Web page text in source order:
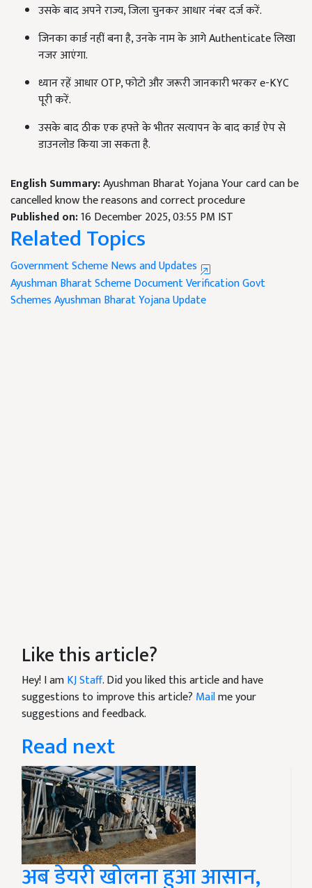
उसके बाद अपने राज्य, जिला चुनकर आधार नंबर दर्ज करें.
जिनका कार्ड नहीं बना है, उनके नाम के आगे Authenticate लिखा
नजर आएंगा.
ध्यान रहें आधार OTP, फोटो और जरूरी जानकारी भरकर e-KYC
पूरी करें.
उसके बाद ठीक एक हफ्ते के भीतर सत्यापन के बाद कार्ड ऐप से
डाउनलोड किया जा सकता है.
English Summary:Ayushman Bharat Yojana Your card can be
cancelled know the reasons and correct procedure
Published on:16 December 2025, 03:55 PM IST
Related Topics
Government Scheme News and Updates
Ayushman Bharat SchemeDocument VerificationGovt
SchemesAyushman Bharat Yojana Update
Like this article?
Hey! I amKJ Staff. Did you liked this article and have
suggestions to improve this article? Mailme your
suggestions and feedback.
Read next
अब डेयरी खोलना हुआ आसान,